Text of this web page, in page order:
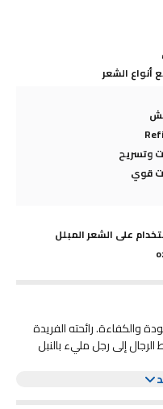
أنواع الشعر
وتسريح
قوي
على الشعر المبلل
والكفاءة. رائحته الفريدة
إلى رجل مليء بالنبل